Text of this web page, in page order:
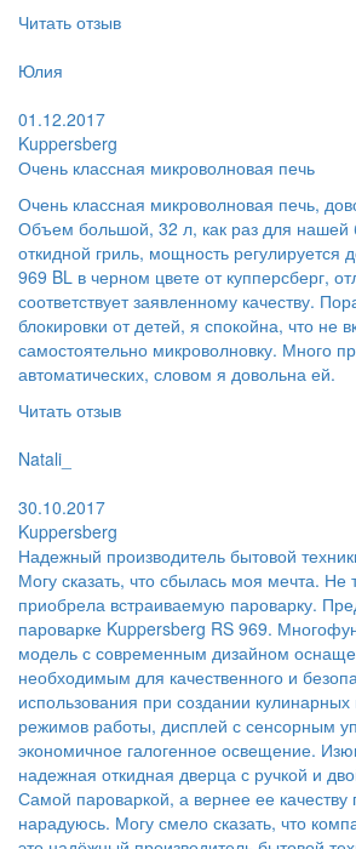
Читать отзыв
Юлия
01.12.2017
Kuppersberg
Очень классная микроволновая печь
Очень классная микроволновая печь,
Объем большой, 32 л, как раз для нашей
откидной гриль, мощность регулируется
969 BL в черном цвете от купперсберг,
соответствует заявленному качеству.
блокировки от детей, я спокойна, что не
самостоятельно микроволновку. Много
автоматических, словом я довольна ей.
Читать отзыв
Natali_
30.10.2017
Kuppersberg
Надежный производитель бытовой
Могу сказать, что сбылась моя мечта. Не
приобрела встраиваемую пароварку.
пароварке Kuppersberg RS 969.
модель с современным дизайном
необходимым для качественного и
использования при создании
режимов работы, дисплей с сенсорным
экономичное галогенное освещение.
надежная откидная дверца с ручкой и
Самой пароваркой, а вернее ее качеству
нарадуюсь. Могу смело сказать, что